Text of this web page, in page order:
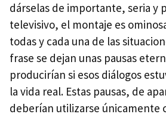
dárselas de importante, seria y
televisivo, el montaje es
todas y cada una de las
frase se dejan unas pausas
producirían si esos diálogos
la vida real. Estas pausas, de
deberían utilizarse únicamente